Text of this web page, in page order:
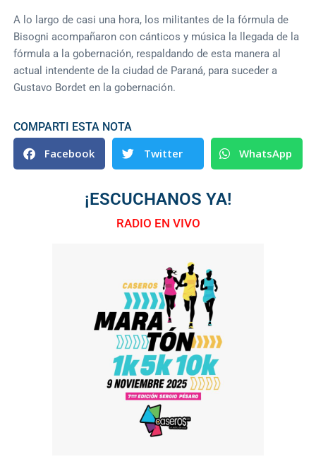
A lo largo de casi una hora, los militantes de la fórmula de
Bisogni acompañaron con cánticos y música la llegada de la
fórmula a la gobernación, respaldando de esta manera al
actual intendente de la ciudad de Paraná, para suceder a
Gustavo Bordet en la gobernación.
COMPARTI ESTA NOTA
Facebook Twitter WhatsApp
¡ESCUCHANOS YA!
RADIO EN VIVO